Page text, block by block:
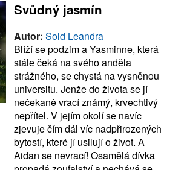
Svůdný jasmín
Autor: Sold Leandra
Blíží se podzim a Yasminne, která
stále čeká na svého anděla
strážného, se chystá na vysněnou
universitu. Jenže do života se jí
nečekaně vrací známý, krvechtivý
nepřítel. V jejím okolí se navíc
zjevuje čím dál víc nadpřirozených
bytostí, které jí usilují o život. A
Aidan se nevrací! Osamělá dívka